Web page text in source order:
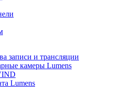
записи и трансляции
камеры Lumens
Lumens